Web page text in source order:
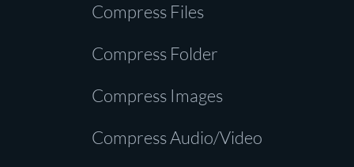
Compress Files
Compress Folder
Compress Images
Compress Audio/Video